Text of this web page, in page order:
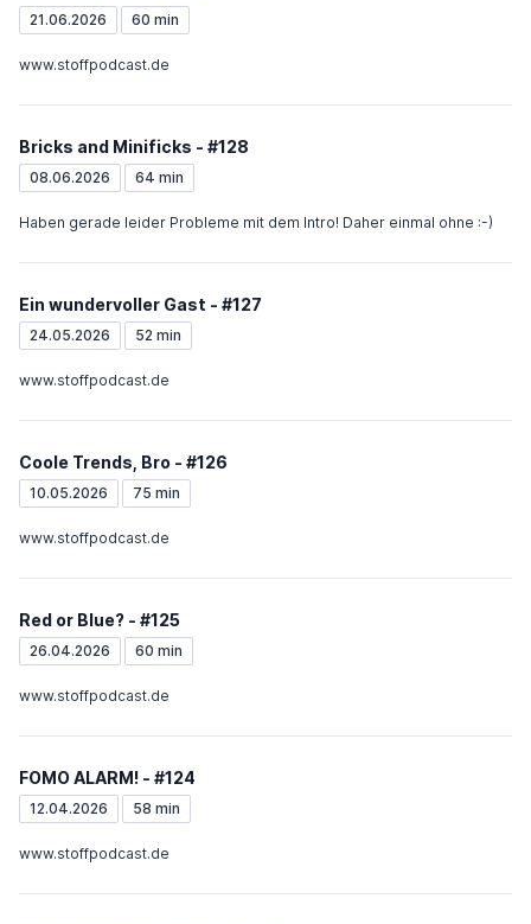
21.06.2026 60 min
www.stoffpodcast.de
Bricks and Minificks - #128
08.06.2026 64 min
Haben gerade leider Probleme mit dem Intro! Daher einmal ohne :-)
Ein wundervoller Gast - #127
24.05.2026 52 min
www.stoffpodcast.de
Coole Trends, Bro - #126
10.05.2026 75 min
www.stoffpodcast.de
Red or Blue? - #125
26.04.2026 60 min
www.stoffpodcast.de
FOMO ALARM! - #124
12.04.2026 58 min
www.stoffpodcast.de